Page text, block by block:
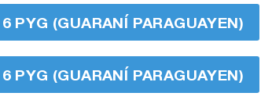
PYG (GUARANÍ PARAGUAYEN)
PYG (GUARANÍ PARAGUAYEN)